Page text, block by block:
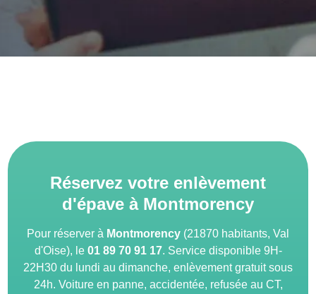
Réservez votre enlèvement
d'épave à Montmorency
Pour réserver à Montmorency (21870 habitants, Val
d'Oise), le 01 89 70 91 17. Service disponible 9H-
22H30 du lundi au dimanche, enlèvement gratuit sous
24h. Voiture en panne, accidentée, refusée au CT,